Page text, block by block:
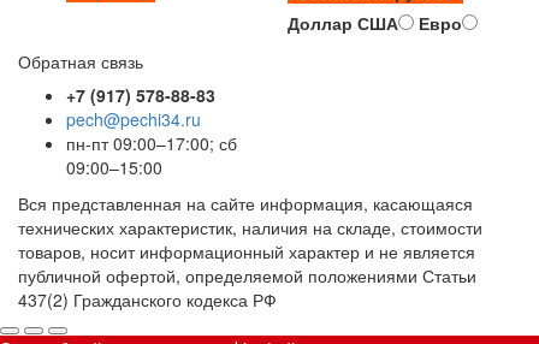
Доллар США
Евро
Обратная связь
+7 (917) 578-88-83
pech@pechi34.ru
пн-пт 09:00–17:00; сб
09:00–15:00
Вся представленная на сайте информация, касающаяся
технических характеристик, наличия на складе, стоимости
товаров, носит информационный характер и не является
публичной офертой, определяемой положениями Статьи
437(2) Гражданского кодекса РФ